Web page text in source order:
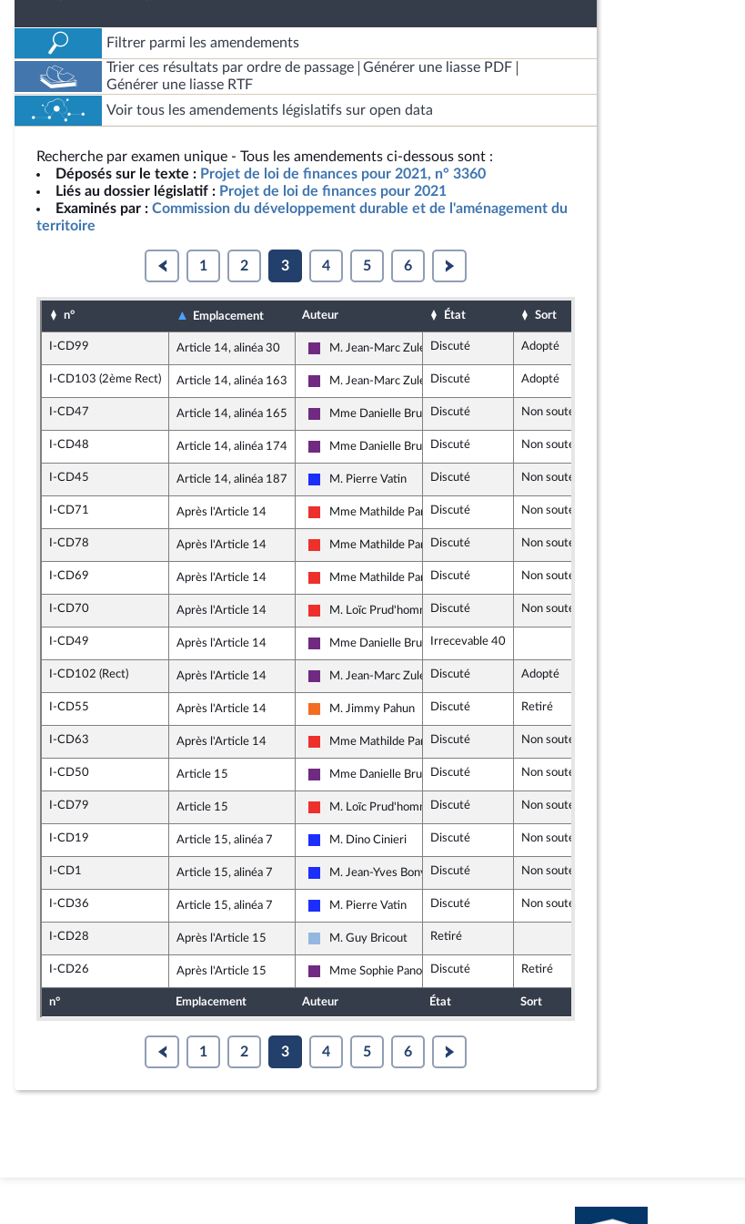
Filtrer parmi les amendements
Trier ces résultats par ordre de passage
Générer une liasse PDF
Générer une liasse RTF
Voir tous les amendements législatifs sur open data
Recherche par examen unique - Tous les amendements ci-dessous sont :
Déposés sur le texte : Projet de loi de finances pour 2021, n° 3360
Liés au dossier législatif : Projet de loi de finances pour 2021
Examinés par : Commission du développement durable et de l'aménagement du
territoire
1 2 3 4 5 6
n° Emplacement Auteur État Sort
I-CD99 Article 14, alinéa 30
La République en Marche
M. Jean-Marc ZulesiDiscuté Adopté
I-CD103 (2ème Rect) Article 14, alinéa 163
La République en Marche
M. Jean-Marc ZulesiDiscuté Adopté
I-CD47 Article 14, alinéa 165
La République en Marche
Mme Danielle BruleboisDiscuté Non soutenu
I-CD48 Article 14, alinéa 174
La République en Marche
Mme Danielle BruleboisDiscuté Non soutenu
I-CD45 Article 14, alinéa 187
Les Républicains
M. Pierre Vatin Discuté Non soutenu
I-CD71 Après l'Article 14
La France insoumise
Mme Mathilde PanotDiscuté Non soutenu
I-CD78 Après l'Article 14
La France insoumise
Mme Mathilde PanotDiscuté Non soutenu
I-CD69 Après l'Article 14
La France insoumise
Mme Mathilde PanotDiscuté Non soutenu
I-CD70 Après l'Article 14
La France insoumise
M. Loïc Prud'hommeDiscuté Non soutenu
I-CD49 Après l'Article 14
La République en Marche
Mme Danielle BruleboisIrrecevable 40
I-CD102 (Rect) Après l'Article 14
La République en Marche
M. Jean-Marc ZulesiDiscuté Adopté
I-CD55 Après l'Article 14
Mouvement Démocrate (MoDem) et Démocrates apparentés
M. Jimmy Pahun Discuté Retiré
I-CD63 Après l'Article 14
La France insoumise
Mme Mathilde PanotDiscuté Non soutenu
I-CD50 Article 15
La République en Marche
Mme Danielle BruleboisDiscuté Non soutenu
I-CD79 Article 15
La France insoumise
M. Loïc Prud'hommeDiscuté Non soutenu
I-CD19 Article 15, alinéa 7
Les Républicains
M. Dino Cinieri Discuté Non soutenu
I-CD1 Article 15, alinéa 7
Les Républicains
M. Jean-Yves Bony Discuté Non soutenu
I-CD36 Article 15, alinéa 7
Les Républicains
M. Pierre Vatin Discuté Non soutenu
I-CD28 Après l'Article 15
UDI et Indépendants
M. Guy Bricout Retiré
I-CD26 Après l'Article 15
La République en Marche
Mme Sophie PanonacleDiscuté Retiré
n° Emplacement Auteur État Sort
1 2 3 4 5 6